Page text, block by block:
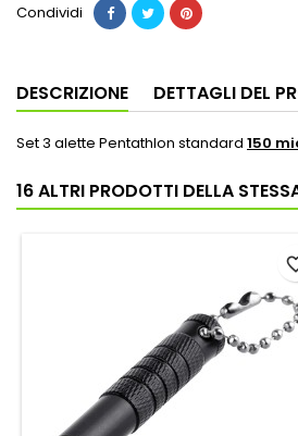
Condividi
DESCRIZIONE DETTAGLI DEL
Set 3 alette Pentathlon standard 150
16 ALTRI PRODOTTI DELLA